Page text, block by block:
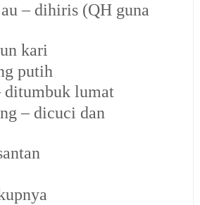
– dihiris (QH guna
kari
putih
ditumbuk lumat
– dicuci dan